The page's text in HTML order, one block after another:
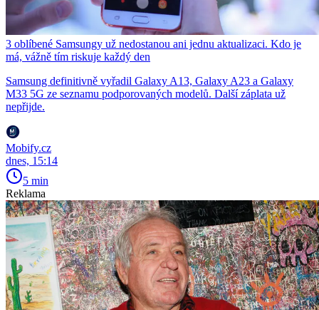
3 oblíbené Samsungy už nedostanou ani jednu aktualizaci. Kdo je
má, vážně tím riskuje každý den
Samsung definitivně vyřadil Galaxy A13, Galaxy A23 a Galaxy
M33 5G ze seznamu podporovaných modelů. Další záplata už
nepřijde.
Mobify.cz
dnes, 15:14
5 min
Reklama